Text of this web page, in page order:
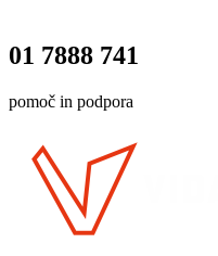
01 7888 741
pomoč in podpora